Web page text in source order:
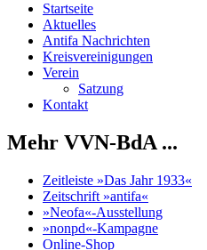
Startseite
Aktuelles
Antifa Nachrichten
Kreisvereinigungen
Verein
Satzung
Kontakt
Mehr VVN-BdA ...
Zeitleiste »Das Jahr 1933«
Zeitschrift »antifa«
»Neofa«-Ausstellung
»nonpd«-Kampagne
Online-Shop